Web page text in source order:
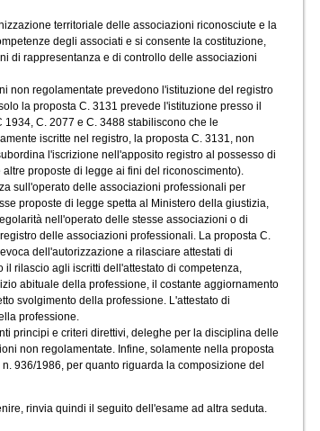
territoriale delle associazioni riconosciute e la
degli associati e si consente la costituzione,
di rappresentanza e di controllo delle associazioni
non regolamentate prevedono l'istituzione del registro
la proposta C. 3131 prevede l'istituzione presso il
C. 2077 e C. 3488 stabiliscono che le
iscritte nel registro, la proposta C. 3131, non
l'iscrizione nell'apposito registro al possesso di
proposte di legge ai fini del riconoscimento).
sull'operato delle associazioni professionali per
proposte di legge spetta al Ministero della giustizia,
nell'operato delle stesse associazioni o di
delle associazioni professionali. La proposta C.
dell'autorizzazione a rilasciare attestati di
rilascio agli iscritti dell'attestato di competenza,
abituale della professione, il costante aggiornamento
svolgimento della professione. L'attestato di
professione.
principi e criteri direttivi, deleghe per la disciplina delle
non regolamentate. Infine, solamente nella proposta
936/1986, per quanto riguarda la composizione del
rinvia quindi il seguito dell'esame ad altra seduta.